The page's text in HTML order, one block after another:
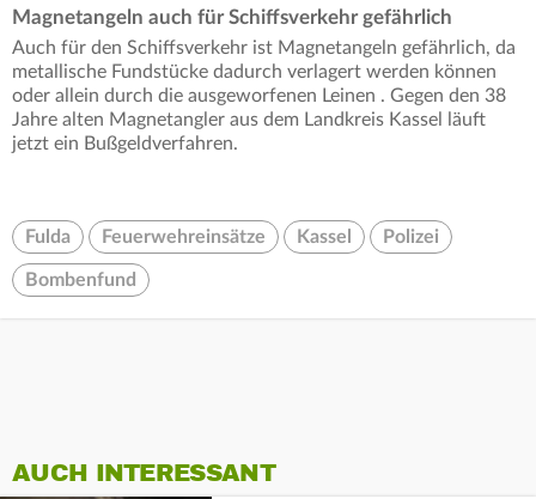
Magnetangeln auch für Schiffsverkehr gefährlich
Auch für den Schiffsverkehr ist Magnetangeln gefährlich, da
metallische Fundstücke dadurch verlagert werden können
oder allein durch die ausgeworfenen Leinen . Gegen den 38
Jahre alten Magnetangler aus dem Landkreis Kassel läuft
jetzt ein Bußgeldverfahren.
Fulda Feuerwehreinsätze Kassel Polizei
Bombenfund
AUCH INTERESSANT